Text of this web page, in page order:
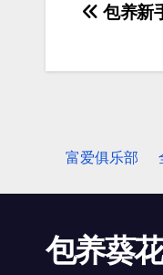
包养新
富爱俱乐部
包养葵